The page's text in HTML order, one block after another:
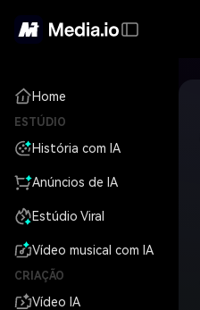
Home
ESTÚDIO
História com IA
Anúncios de IA
Estúdio Viral
Vídeo musical com IA
CRIAÇÃO
Vídeo IA